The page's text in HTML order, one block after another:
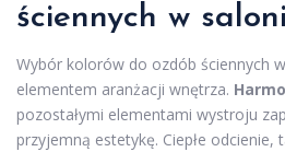
ściennych w
Wybór kolorów do ozdób ściennych
elementem aranżacji wnętrza.
pozostałymi elementami wystroju
przyjemną estetykę. Ciepłe odcienie,